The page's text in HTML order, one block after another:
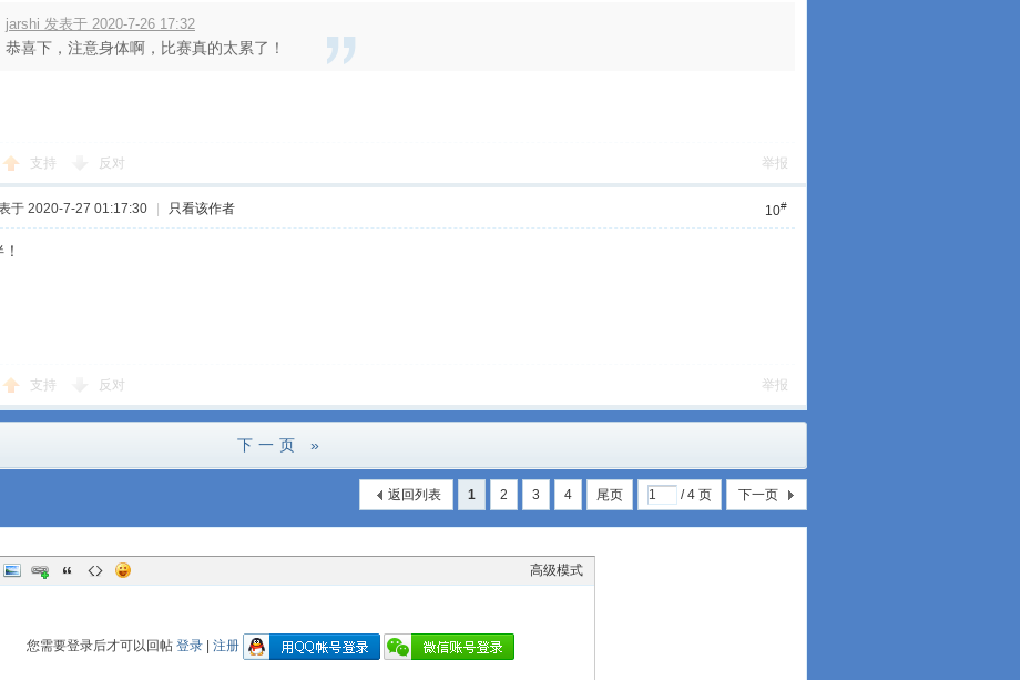
jarshi 发表于 2020-7-26 17:32
恭喜下，注意身体啊，比赛真的太累了！
支持 反对 举报
10#
于 2020-7-27 01:17:30 只看该作者
支持 反对 举报
下一页 »
1 2 3 4 尾页 / 4 页 下一页
返回列表
高级模式
您需要登录后才可以回帖 登录| 注册